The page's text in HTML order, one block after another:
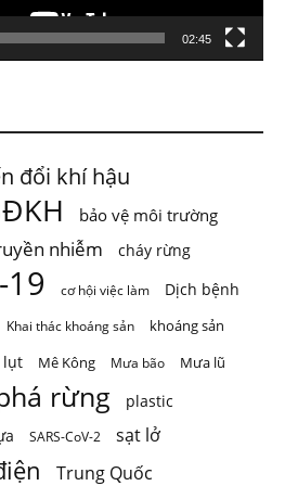
nguồn nước, đất đai và
02:45
đổi khí hậu
bảo vệ môi trường
nhiễm cháy rừng
cơ hội việc làm Dịch bệnh
Khai thác khoáng sản khoáng sản
lụt Mê Kông Mưa bão Mưa lũ
rừng plastic
SARS-CoV-2 sạt lở
Trung Quốc